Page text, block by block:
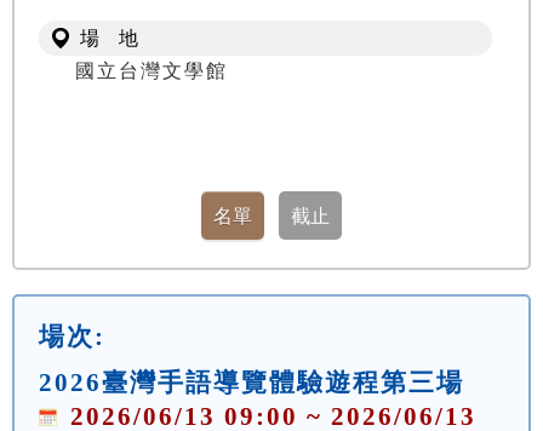
場 地
國立台灣文學館
場次:
2026臺灣手語導覽體驗遊程第三場
2026/06/13 09:00 ~ 2026/06/13